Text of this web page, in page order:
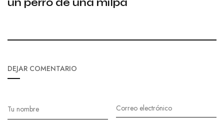
DEJAR COMENTARIO